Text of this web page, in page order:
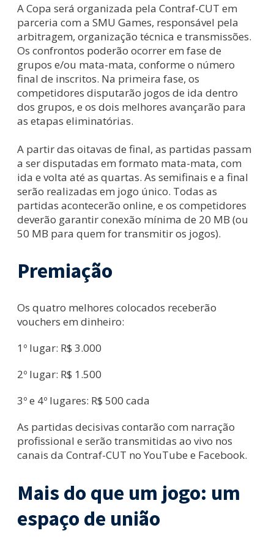
A Copa será organizada pela Contraf-CUT em
parceria com a SMU Games, responsável pela
arbitragem, organização técnica e transmissões.
Os confrontos poderão ocorrer em fase de
grupos e/ou mata-mata, conforme o número
final de inscritos. Na primeira fase, os
competidores disputarão jogos de ida dentro
dos grupos, e os dois melhores avançarão para
as etapas eliminatórias.
A partir das oitavas de final, as partidas passam
a ser disputadas em formato mata-mata, com
ida e volta até as quartas. As semifinais e a final
serão realizadas em jogo único. Todas as
partidas acontecerão online, e os competidores
deverão garantir conexão mínima de 20 MB (ou
50 MB para quem for transmitir os jogos).
Premiação
Os quatro melhores colocados receberão
vouchers em dinheiro:
1º lugar: R$ 3.000
2º lugar: R$ 1.500
3º e 4º lugares: R$ 500 cada
As partidas decisivas contarão com narração
profissional e serão transmitidas ao vivo nos
canais da Contraf-CUT no YouTube e Facebook.
Mais do que um jogo: um
espaço de união